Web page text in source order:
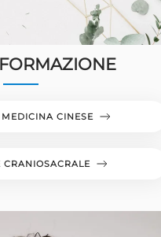
CINESE